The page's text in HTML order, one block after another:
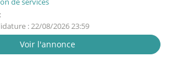
: 22/08/2026 23:59
Voir l'annonce